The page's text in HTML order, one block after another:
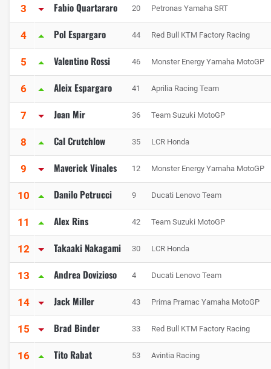
3 Fabio Quartararo 20 Petronas Yamaha SRT
4 Pol Espargaro 44 Red Bull KTM Factory Racing
5 Valentino Rossi 46 Monster Energy Yamaha MotoGP
6 Aleix Espargaro 41 Aprilia Racing Team
7 Joan Mir 36 Team Suzuki MotoGP
8 Cal Crutchlow 35 LCR Honda
9 Maverick Vinales 12 Monster Energy Yamaha MotoGP
10 Danilo Petrucci 9 Ducati Lenovo Team
11 Alex Rins 42 Team Suzuki MotoGP
12 Takaaki Nakagami 30 LCR Honda
13 Andrea Dovizioso 4 Ducati Lenovo Team
14 Jack Miller 43 Prima Pramac Yamaha MotoGP
15 Brad Binder 33 Red Bull KTM Factory Racing
16 Tito Rabat 53 Avintia Racing